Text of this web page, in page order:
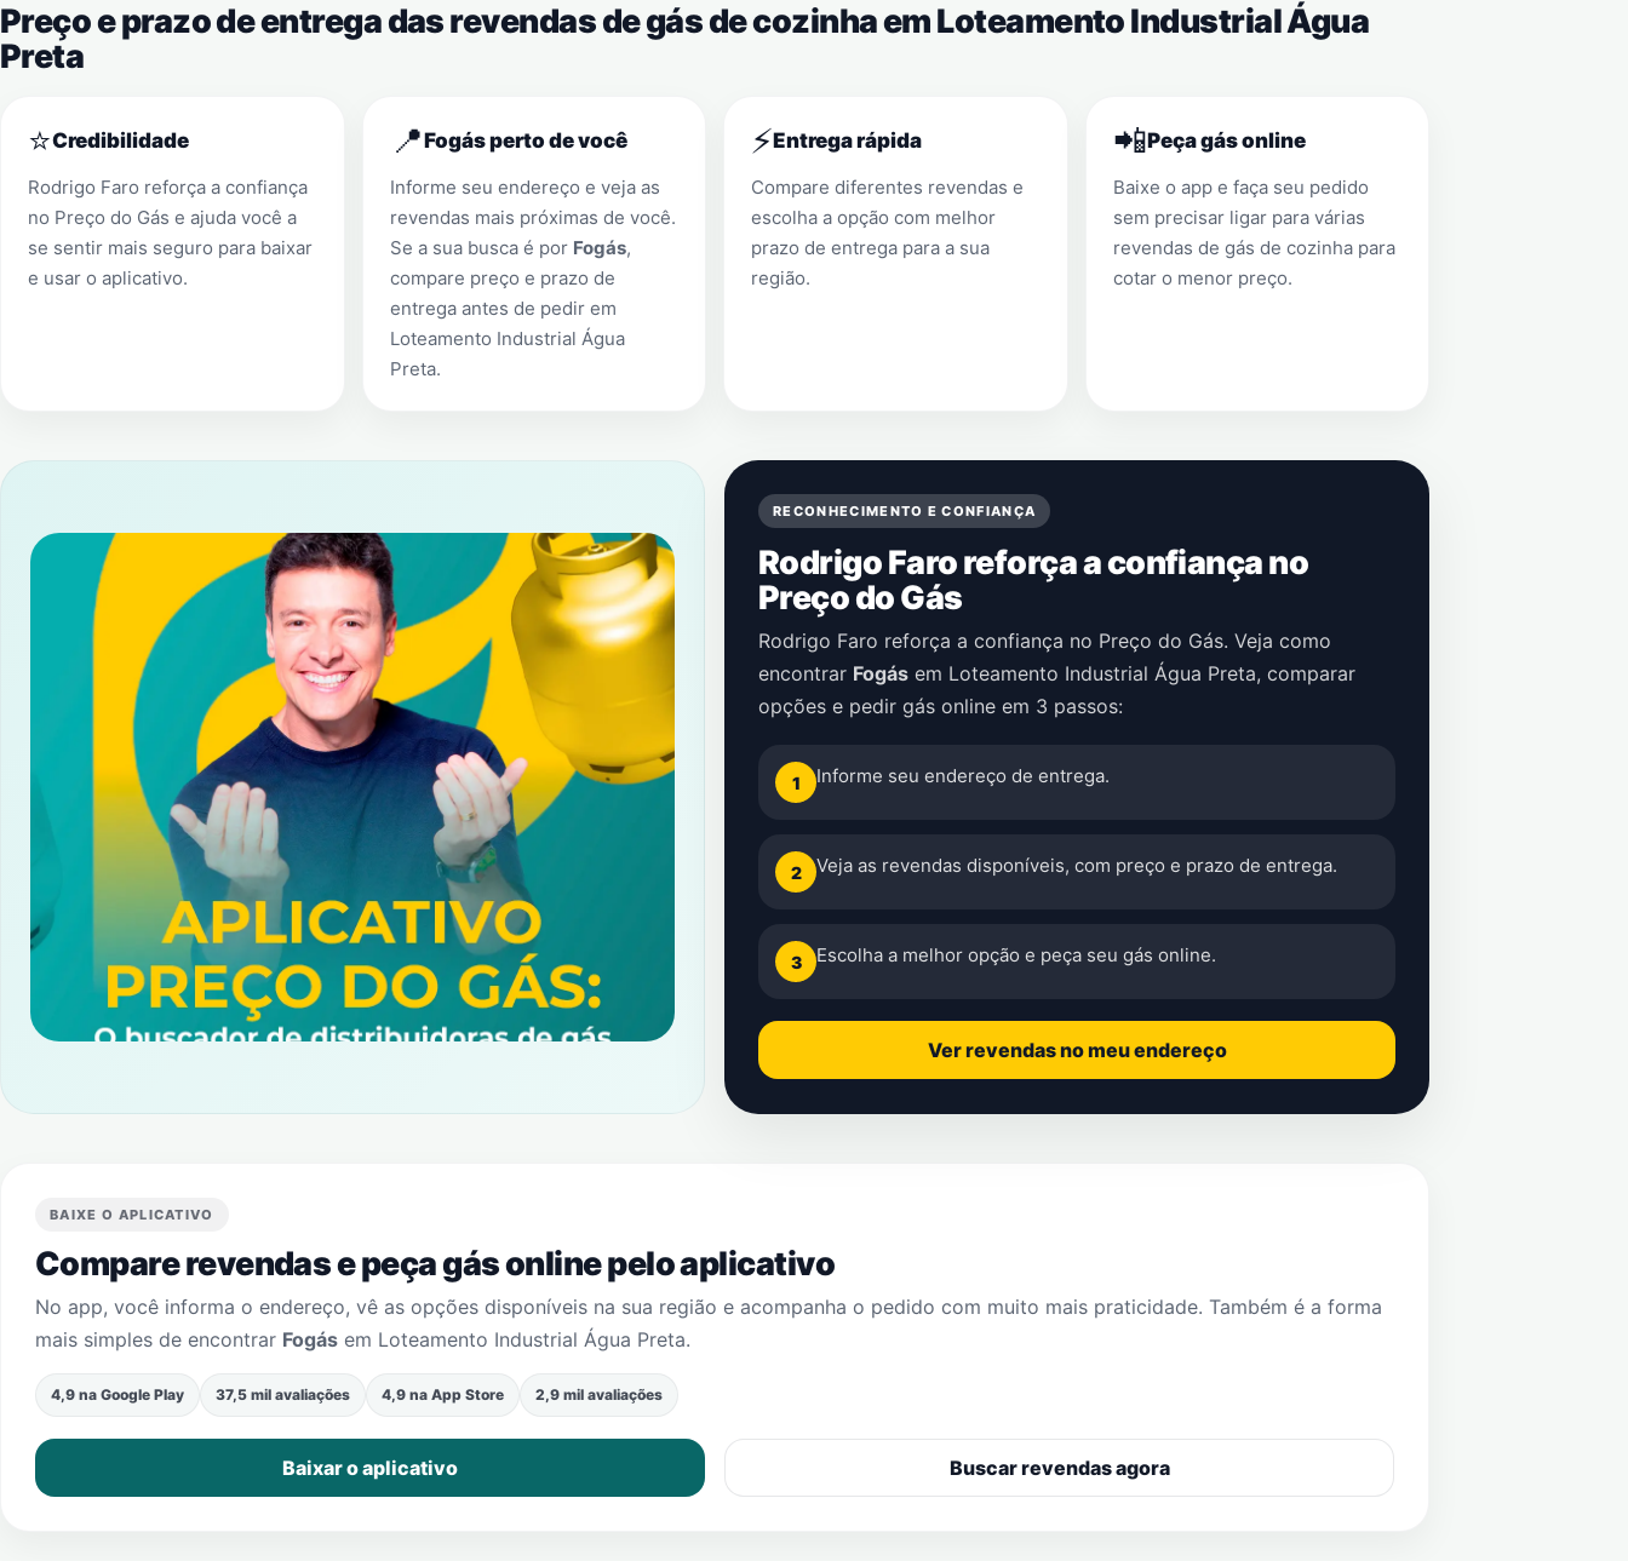
Preço e prazo de entrega das revendas de gás de cozinha em Loteamento Industrial Água
Preta
⭐Credibilidade
Rodrigo Faro reforça a confiança
no Preço do Gás e ajuda você a
se sentir mais seguro para baixar
e usar o aplicativo.
📍Fogás perto de você
Informe seu endereço e veja as
revendas mais próximas de você.
Se a sua busca é por Fogás,
compare preço e prazo de
entrega antes de pedir em
Loteamento Industrial Água
Preta.
⚡Entrega rápida
Compare diferentes revendas e
escolha a opção com melhor
prazo de entrega para a sua
região.
📲Peça gás online
Baixe o app e faça seu pedido
sem precisar ligar para várias
revendas de gás de cozinha para
cotar o menor preço.
RECONHECIMENTO E CONFIANÇA
Rodrigo Faro reforça a confiança no
Preço do Gás
Rodrigo Faro reforça a confiança no Preço do Gás. Veja como
encontrar Fogás em Loteamento Industrial Água Preta, comparar
opções e pedir gás online em 3 passos:
1 Informe seu endereço de entrega.
2 Veja as revendas disponíveis, com preço e prazo de entrega.
3 Escolha a melhor opção e peça seu gás online.
Ver revendas no meu endereço
BAIXE O APLICATIVO
Compare revendas e peça gás online pelo aplicativo
No app, você informa o endereço, vê as opções disponíveis na sua região e acompanha o pedido com muito mais praticidade. Também é a forma
mais simples de encontrar Fogás em Loteamento Industrial Água Preta.
4,9 na Google Play 37,5 mil avaliações 4,9 na App Store 2,9 mil avaliações
Baixar o aplicativo Buscar revendas agora